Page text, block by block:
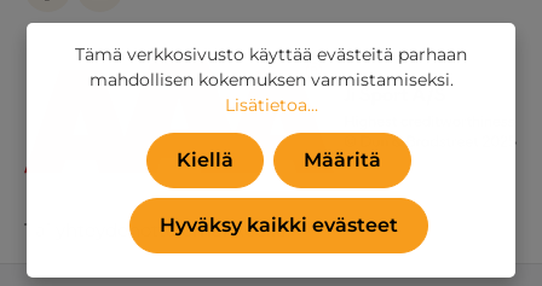
Tai yhteydenottolomakkeella.
Tämä verkkosivusto käyttää evästeitä parhaan
mahdollisen kokemuksen varmistamiseksi.
Lisätietoa...
Kiellä Määritä
Hyväksy kaikki evästeet